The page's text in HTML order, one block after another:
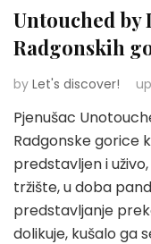
Untouched by
Radgonskih
by Let's discover!
Pjenušac
Radgonske gorice
predstavljen i
tržište, u doba
predstavljanje
dolikuje, kušalo ga